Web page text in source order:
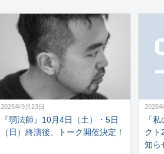
2025年9月23日
『弱法師』10月4日（土）・5日
（日）終演後、トーク開催決定！
2025
「
クト
知ら